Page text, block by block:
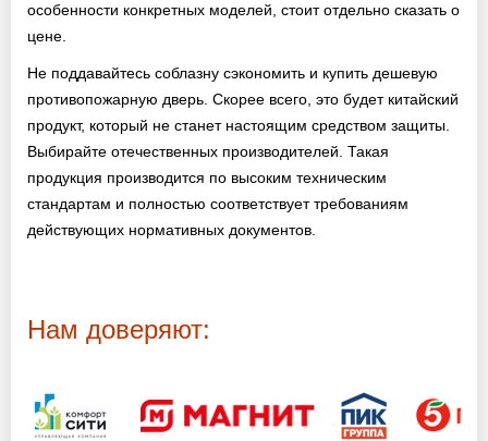
особенности конкретных моделей, стоит отдельно сказать о
цене.
Не поддавайтесь соблазну сэкономить и купить дешевую
противопожарную дверь. Скорее всего, это будет китайский
продукт, который не станет настоящим средством защиты.
Выбирайте отечественных производителей. Такая
продукция производится по высоким техническим
стандартам и полностью соответствует требованиям
действующих нормативных документов.
Нам доверяют: